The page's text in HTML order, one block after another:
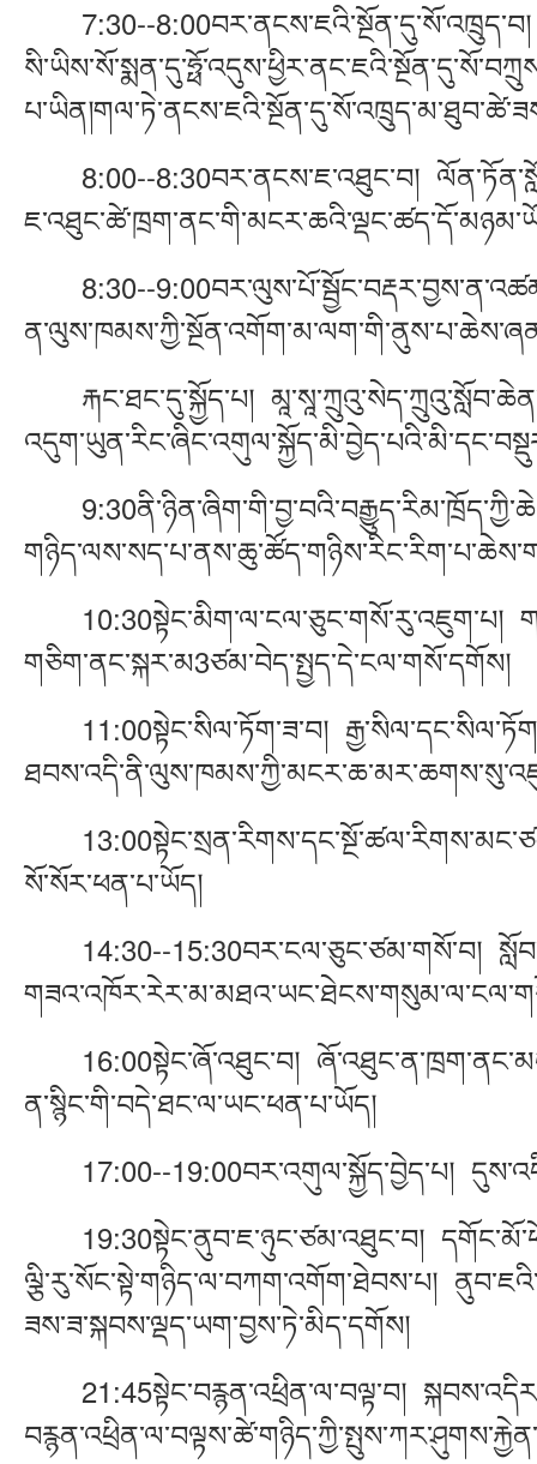
7:30--8:00བར་ནངས་ཇའི་སྔོན་དུ་སོ་འཁྲུད་བ།
8:00--8:30བར་ནངས་ཇ་འཐུང་བ།
8:30--
རྐང་ཐང་དུ་སྐྱོད་པ།
10:30སྟེང་མིག་ལ་ངལ་ཅུང་གསོ་རུ་འཇུག་པ།
གཅིག་ནང་སྐར་མ3ཙམ་བེད་སྤྱད་དེ་ངལ་གསོ་དགོས།
11:00སྟེང་སིལ་ཏོག་ཟ་བ།
སོ་སོར་ཕན་པ་ཡོད།
14:30--15:30བར་ངལ་ཅུང་ཙམ་གསོ་བ།
16:00སྟེང་ཞོ་འཐུང་བ།
ན་སྙིང་གི་བདེ་ཐང་ལ་ཡང་ཕན་པ་ཡོད།
17:00--19:00བར་འགུལ་སྐྱོད་བྱེད་པ།
19:30སྟེང་ནུབ་ཇ་ཉུང་ཙམ་འཐུང་བ།
ལྕི་རུ་སོང་སྟེ་གཉིད་ལ་བཀག་འགོག་ཐེབས་པ།
ཟས་ཟ་སྐབས་ལྡད་ཡག་བྱས་ཏེ་མིད་དགོས།
21:45སྟེང་བརྙན་འཕྲིན་ལ་བལྟ་བ།